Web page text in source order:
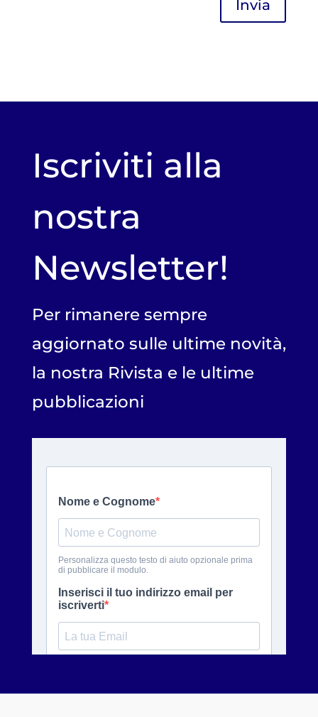
Invia
Iscriviti alla
nostra
Newsletter!
Per rimanere sempre
aggiornato sulle ultime novità,
la nostra Rivista e le ultime
pubblicazioni